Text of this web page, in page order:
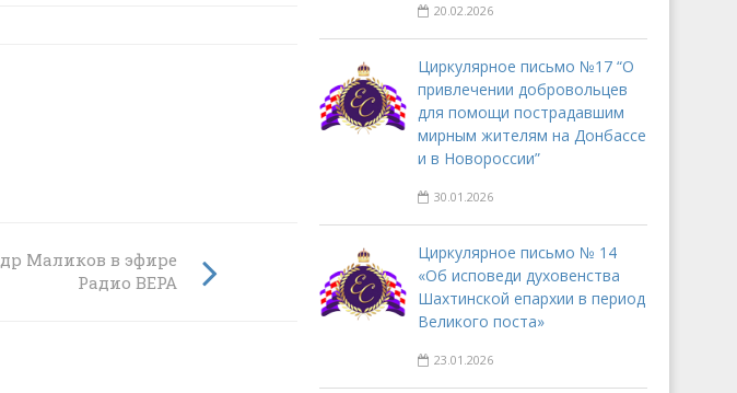
Маликов в эфире
Радио ВЕРА
20.02.2026
Циркулярное письмо №17 “О
привлечении добровольцев
для помощи пострадавшим
мирным жителям на Донбассе
и в Новороссии”
30.01.2026
Циркулярное письмо № 14
«Об исповеди духовенства
Шахтинской епархии в период
Великого поста»
23.01.2026